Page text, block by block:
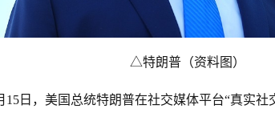
△特朗普（资料图）
15日，美国总统特朗普在社交媒体平台“真实社